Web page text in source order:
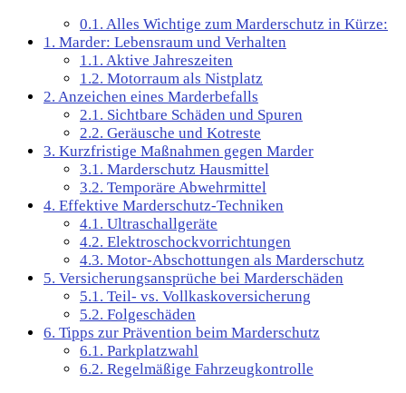
0.1. Alles Wichtige zum Marderschutz in Kürze:
1. Marder: Lebensraum und Verhalten
1.1. Aktive Jahreszeiten
1.2. Motorraum als Nistplatz
2. Anzeichen eines Marderbefalls
2.1. Sichtbare Schäden und Spuren
2.2. Geräusche und Kotreste
3. Kurzfristige Maßnahmen gegen Marder
3.1. Marderschutz Hausmittel
3.2. Temporäre Abwehrmittel
4. Effektive Marderschutz-Techniken
4.1. Ultraschallgeräte
4.2. Elektroschockvorrichtungen
4.3. Motor-Abschottungen als Marderschutz
5. Versicherungsansprüche bei Marderschäden
5.1. Teil- vs. Vollkaskoversicherung
5.2. Folgeschäden
6. Tipps zur Prävention beim Marderschutz
6.1. Parkplatzwahl
6.2. Regelmäßige Fahrzeugkontrolle